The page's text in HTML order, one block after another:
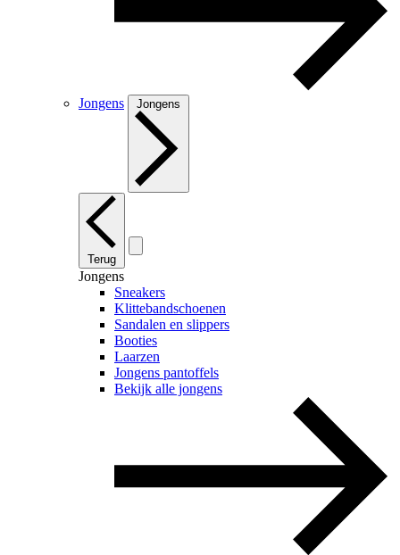
Jongens Jongens
Terug
Jongens
Sneakers
Klittebandschoenen
Sandalen en slippers
Booties
Laarzen
Jongens pantoffels
Bekijk alle jongens